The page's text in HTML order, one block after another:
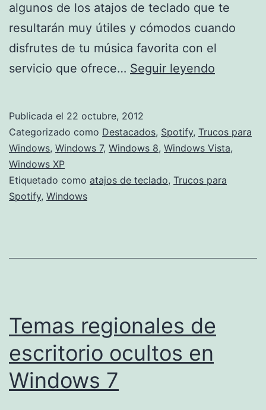
algunos de los atajos de teclado que te
resultarán muy útiles y cómodos cuando
disfrutes de tu música favorita con el
servicio que ofrece… Seguir leyendo
para
Spotify
Windows
Publicada el 22 octubre, 2012
Categorizado como Destacados, Spotify, Trucos para
Windows, Windows 7, Windows 8, Windows Vista,
Windows XP
Etiquetado como atajos de teclado, Trucos para
Spotify, Windows
Temas regionales de
escritorio ocultos en
Windows 7